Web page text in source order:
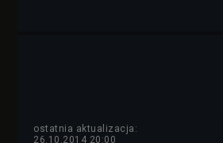
ostatnia aktualizacja:
26.10.2014 20:00